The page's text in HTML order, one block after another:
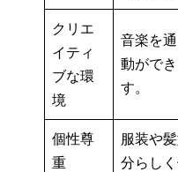
クリエ
イティ
ブな環
境
音楽を
動がで
す。
個性尊
重
服装や
分らし